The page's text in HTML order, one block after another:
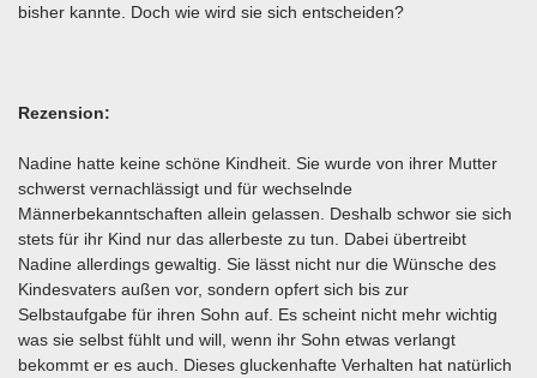
bisher kannte. Doch wie wird sie sich entscheiden?
Rezension:
Nadine hatte keine schöne Kindheit. Sie wurde von ihrer Mutter
schwerst vernachlässigt und für wechselnde
Männerbekanntschaften allein gelassen. Deshalb schwor sie sich
stets für ihr Kind nur das allerbeste zu tun. Dabei übertreibt
Nadine allerdings gewaltig. Sie lässt nicht nur die Wünsche des
Kindesvaters außen vor, sondern opfert sich bis zur
Selbstaufgabe für ihren Sohn auf. Es scheint nicht mehr wichtig
was sie selbst fühlt und will, wenn ihr Sohn etwas verlangt
bekommt er es auch. Dieses gluckenhafte Verhalten hat natürlich